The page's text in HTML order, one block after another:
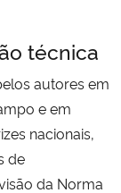
técnica
autores em
e em
nacionais,
de
da Norma